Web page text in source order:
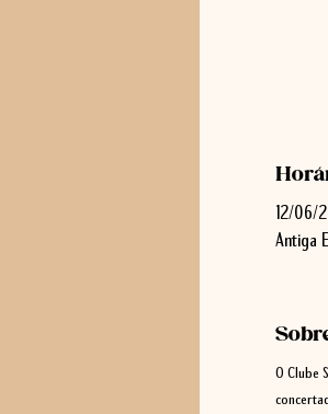
12/06/
Antiga
O Clube